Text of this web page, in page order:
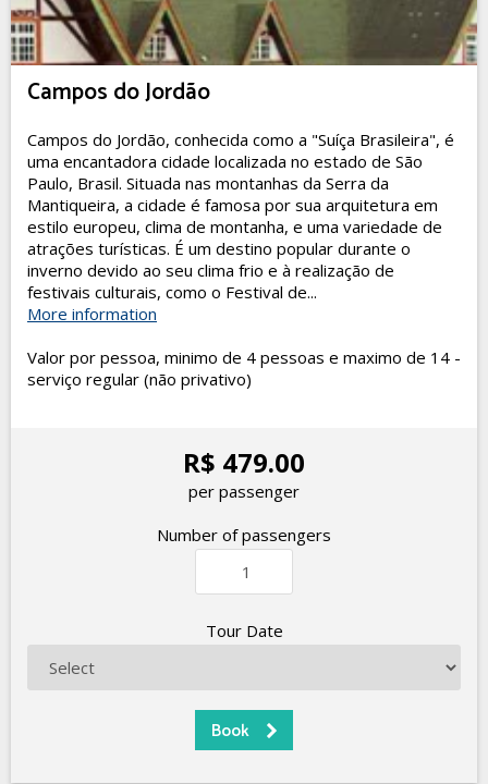
Campos do Jordão
Campos do Jordão, conhecida como a "Suíça Brasileira", é
uma encantadora cidade localizada no estado de São
Paulo, Brasil. Situada nas montanhas da Serra da
Mantiqueira, a cidade é famosa por sua arquitetura em
estilo europeu, clima de montanha, e uma variedade de
atrações turísticas. É um destino popular durante o
inverno devido ao seu clima frio e à realização de
festivais culturais, como o Festival de...
More information
Valor por pessoa, minimo de 4 pessoas e maximo de 14 -
serviço regular (não privativo)
R$ 479.00
per passenger
Number of passengers
Tour Date